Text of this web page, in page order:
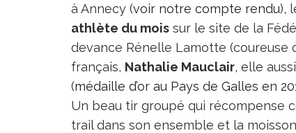
à Annecy (voir notre compte rendu),
athlète du mois sur le site de la
devance Rénelle Lamotte (coureuse
français, Nathalie Mauclair, elle
(médaille d’or au Pays de Galles en
Un beau tir groupé qui récompense
trail dans son ensemble et la